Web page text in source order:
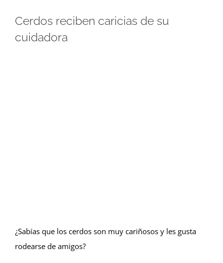
Cerdos reciben caricias de su
cuidadora
¿Sabías que los cerdos son muy cariñosos y les gusta
rodearse de amigos?